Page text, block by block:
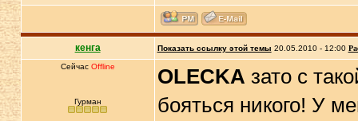
кенга Показать ссылку этой темы 20.05.2010 - 12:00
Сейчас Offline
Гурман
OLECKA зато с
бояться никого! У